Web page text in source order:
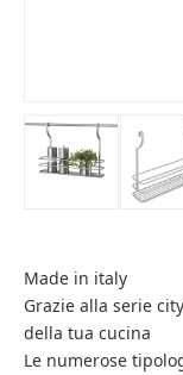
Made in italy
Grazie alla serie
della tua cucina
Le numerose